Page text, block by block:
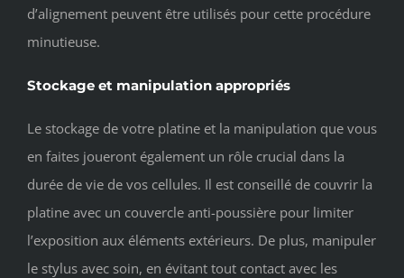
d’alignement peuvent être utilisés pour cette procédure
minutieuse.
Stockage et manipulation appropriés
Le stockage de votre platine et la manipulation que vous
en faites joueront également un rôle crucial dans la
durée de vie de vos cellules. Il est conseillé de couvrir la
platine avec un couvercle anti-poussière pour limiter
l’exposition aux éléments extérieurs. De plus, manipuler
le stylus avec soin, en évitant tout contact avec les